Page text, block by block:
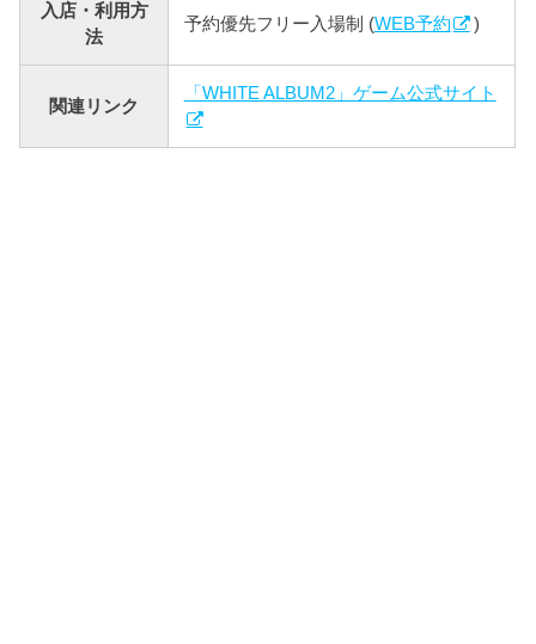
入店・利用方
法
予約優先フリー入場制 (WEB予約 )
関連リンク
「WHITE ALBUM2」ゲーム公式サイト